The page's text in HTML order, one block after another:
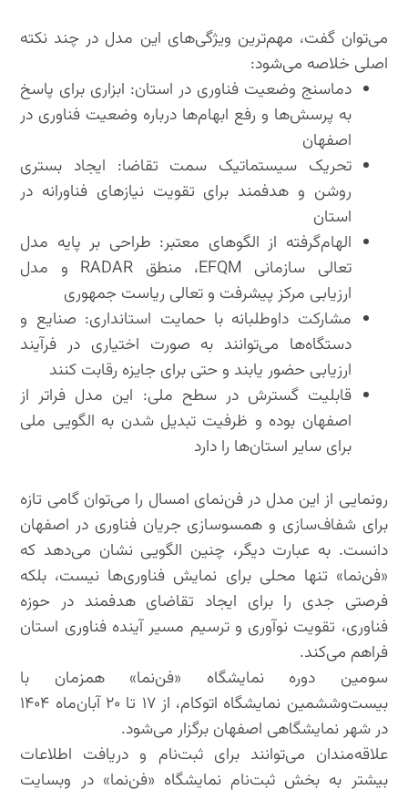
می‌توان گفت، مهم‌ترین ویژگی‌های این مدل در چند نکته
اصلی خلاصه می‌شود:
دماسنج وضعیت فناوری در استان: ابزاری برای پاسخ
به پرسش‌ها و رفع ابهام‌ها درباره وضعیت فناوری در
اصفهان
تحریک سیستماتیک سمت تقاضا: ایجاد بستری
روشن و هدفمند برای تقویت نیازهای فناورانه در
استان
الهام‌گرفته از الگوهای معتبر: طراحی بر پایه مدل
تعالی سازمانی EFQM، منطق RADAR و مدل
ارزیابی مرکز پیشرفت و تعالی ریاست جمهوری
مشارکت داوطلبانه با حمایت استانداری: صنایع و
دستگاه‌ها می‌توانند به صورت اختیاری در فرآیند
ارزیابی حضور یابند و حتی برای جایزه رقابت کنند
قابلیت گسترش در سطح ملی: این مدل فراتر از
اصفهان بوده و ظرفیت تبدیل شدن به الگویی ملی
برای سایر استان‌ها را دارد
رونمایی از این مدل در فن‌نمای امسال را می‌توان گامی تازه
برای شفاف‌سازی و همسوسازی جریان فناوری در اصفهان
دانست. به عبارت دیگر، چنین الگویی نشان می‌دهد که
«فن‌نما» تنها محلی برای نمایش فناوری‌ها نیست، بلکه
فرصتی جدی را برای ایجاد تقاضای هدفمند در حوزه
فناوری، تقویت نوآوری و ترسیم مسیر آینده فناوری استان
فراهم می‌کند.
سومین دوره نمایشگاه «فن‌نما» همزمان با
بیست‌وششمین نمایشگاه اتوکام، از ۱۷ تا ۲۰ آبان‌ماه ۱۴۰۴
در شهر نمایشگاهی اصفهان برگزار می‌شود.
علاقه‌مندان می‌توانند برای ثبت‌نام و دریافت اطلاعات
بیشتر به بخش ثبت‌نام نمایشگاه «فن‌نما» در وبسایت